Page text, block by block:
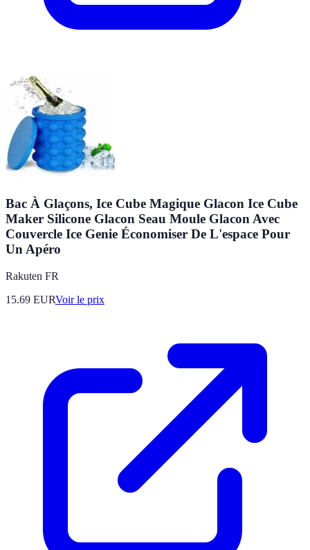
Bac À Glaçons, Ice Cube Magique Glacon Ice Cube
Maker Silicone Glacon Seau Moule Glacon Avec
Couvercle Ice Genie Économiser De L'espace Pour
Un Apéro
Rakuten FR
15.69 EURVoir le prix